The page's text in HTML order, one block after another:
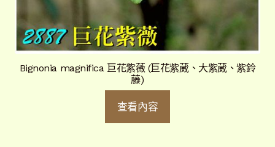
Bignonia magnifica 巨花紫薇 (巨花紫葳、大紫葳、紫鈴
藤)
查看內容